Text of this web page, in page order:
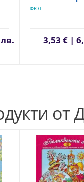
ФЮТ
3,53 € |
от